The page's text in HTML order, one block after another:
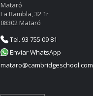
Mataró
La Rambla, 32 1r
08302 Mataró
Tel. 93 755 09 81
Enviar WhatsApp
mataro@cambridgeschool.com